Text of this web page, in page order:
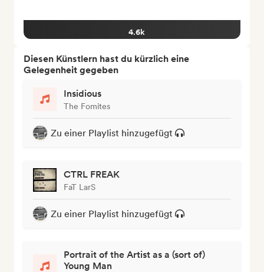
4.6k
Diesen Künstlern hast du kürzlich eine
Gelegenheit gegeben
Insidious
The Fomites
Zu einer Playlist hinzugefügt
CTRL FREAK
FaT LarS
Zu einer Playlist hinzugefügt
Portrait of the Artist as a (sort of)
Young Man